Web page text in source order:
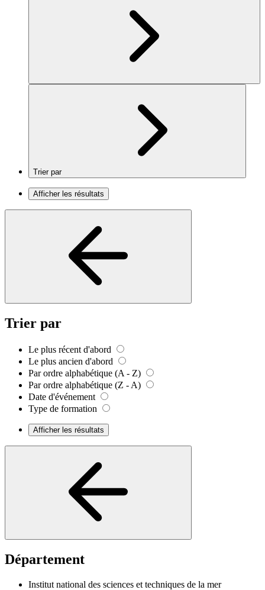
Trier par
Afficher les résultats
Trier par
Le plus récent d'abord
Le plus ancien d'abord
Par ordre alphabétique (A - Z)
Par ordre alphabétique (Z - A)
Date d'événement
Type de formation
Afficher les résultats
Département
Institut national des sciences et techniques de la mer